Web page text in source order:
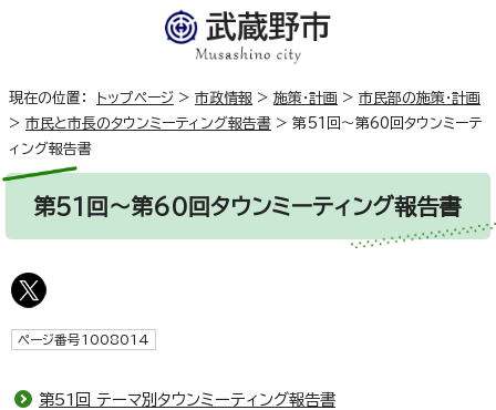
現在の位置： トップページ > 市政情報 > 施策・計画 > 市民部の施策・計画
> 市民と市長のタウンミーティング報告書 > 第51回～第60回タウンミーテ
ィング報告書
第51回～第60回タウンミーティング報告書
ページ番号1008014
第51回 テーマ別タウンミーティング報告書